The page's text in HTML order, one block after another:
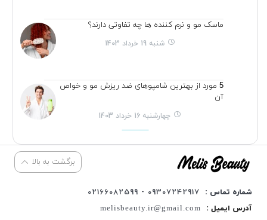
ماسک مو و نرم کننده ها چه تفاوتی دارند؟
شنبه 19 خرداد 1403
5 مورد از بهترین شامپوهای ضد ریزش مو و خواص
آن
چهارشنبه 16 خرداد 1403
برگشت به بالا
شماره تماس :
09307242917 - 02166082599
آدرس ایمیل :
melisbeauty.ir@gmail.com